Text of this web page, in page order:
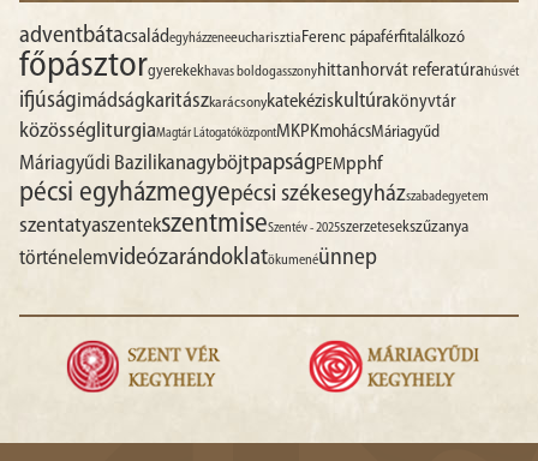
adventbátacsaládegyházzeneeucharisztia Ferenc pápaférfitalálkozó
főpásztorgyerekekhavas boldogasszonyhittanhorvát referatúrahúsvét
ifjúságimádságkaritászkarácsonykatekéziskultúra könyvtár
közösség liturgiaMagtár LátogatóközpontMKPKmohácsMáriagyűd
Máriagyűdi BazilikanagyböjtpapságPEMpphf
pécsi egyházmegyepécsi székesegyházszabadegyetem
szentatyaszentekszentmiseSzentév - 2025szerzetesekszűzanya
történelemvideózarándoklatökumenéünnep